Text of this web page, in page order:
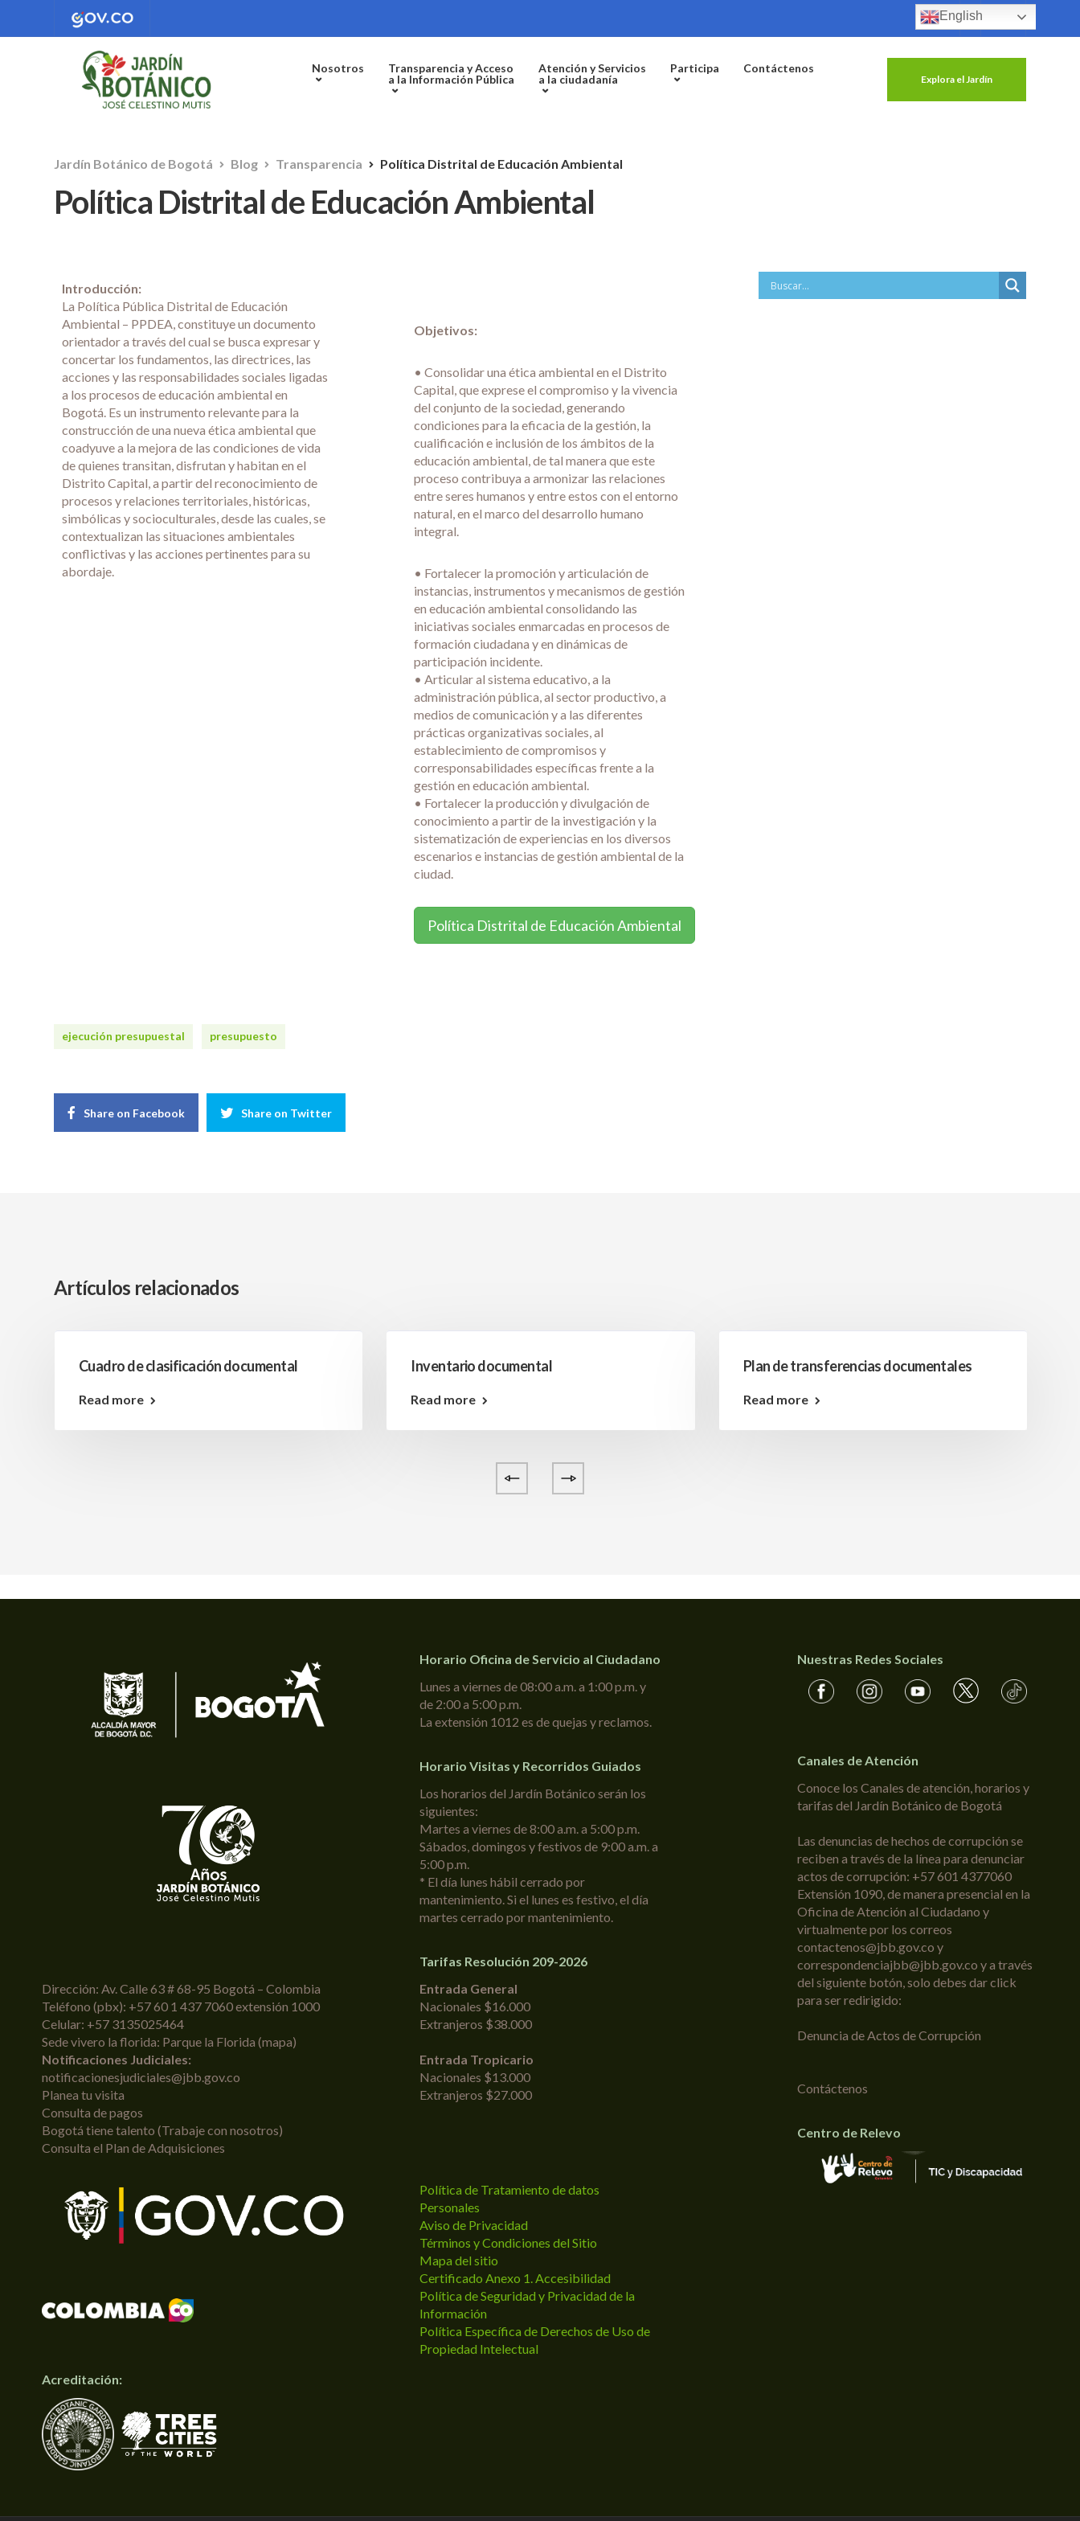
Nosotros
Transparencia y Acceso
a la Información Pública
Atención y Servicios
a la ciudadanía
Participa Contáctenos
Explora el Jardín
Jardín Botánico de Bogotá Blog Transparencia Política Distrital de Educación Ambiental
Política Distrital de Educación Ambiental
Introducción:
La Política Pública Distrital de Educación
Ambiental – PPDEA, constituye un documento
orientador a través del cual se busca expresar y
concertar los fundamentos, las directrices, las
acciones y las responsabilidades sociales ligadas
a los procesos de educación ambiental en
Bogotá. Es un instrumento relevante para la
construcción de una nueva ética ambiental que
coadyuve a la mejora de las condiciones de vida
de quienes transitan, disfrutan y habitan en el
Distrito Capital, a partir del reconocimiento de
procesos y relaciones territoriales, históricas,
simbólicas y socioculturales, desde las cuales, se
contextualizan las situaciones ambientales
conflictivas y las acciones pertinentes para su
abordaje.
Objetivos:
• Consolidar una ética ambiental en el Distrito
Capital, que exprese el compromiso y la vivencia
del conjunto de la sociedad, generando
condiciones para la eficacia de la gestión, la
cualificación e inclusión de los ámbitos de la
educación ambiental, de tal manera que este
proceso contribuya a armonizar las relaciones
entre seres humanos y entre estos con el entorno
natural, en el marco del desarrollo humano
integral.
• Fortalecer la promoción y articulación de
instancias, instrumentos y mecanismos de gestión
en educación ambiental consolidando las
iniciativas sociales enmarcadas en procesos de
formación ciudadana y en dinámicas de
participación incidente.
• Articular al sistema educativo, a la
administración pública, al sector productivo, a
medios de comunicación y a las diferentes
prácticas organizativas sociales, al
establecimiento de compromisos y
corresponsabilidades específicas frente a la
gestión en educación ambiental.
• Fortalecer la producción y divulgación de
conocimiento a partir de la investigación y la
sistematización de experiencias en los diversos
escenarios e instancias de gestión ambiental de la
ciudad.
Política Distrital de Educación Ambiental
ejecución presupuestal presupuesto
Share on Facebook Share on Twitter
Artículos relacionados
Cuadro de clasificación documental
Read more
Inventario documental
Read more
Plan de transferencias documentales
Read more
Dirección: Av. Calle 63 # 68-95 Bogotá – Colombia
Teléfono (pbx): +57 60 1 437 7060 extensión 1000
Celular: +57 3135025464
Sede vivero la florida: Parque la Florida (mapa)
Notificaciones Judiciales:
notificacionesjudiciales@jbb.gov.co
Planea tu visita
Consulta de pagos
Bogotá tiene talento (Trabaje con nosotros)
Consulta el Plan de Adquisiciones
Acreditación:
Horario Oficina de Servicio al Ciudadano
Lunes a viernes de 08:00 a.m. a 1:00 p.m. y
de 2:00 a 5:00 p.m.
La extensión 1012 es de quejas y reclamos.
Horario Visitas y Recorridos Guiados
Los horarios del Jardín Botánico serán los
siguientes:
Martes a viernes de 8:00 a.m. a 5:00 p.m.
Sábados, domingos y festivos de 9:00 a.m. a
5:00 p.m.
* El día lunes hábil cerrado por
mantenimiento. Si el lunes es festivo, el día
martes cerrado por mantenimiento.
Tarifas Resolución 209-2026
Entrada General
Nacionales $16.000
Extranjeros $38.000
Entrada Tropicario
Nacionales $13.000
Extranjeros $27.000
Política de Tratamiento de datos
Personales
Aviso de Privacidad
Términos y Condiciones del Sitio
Mapa del sitio
Certificado Anexo 1. Accesibilidad
Política de Seguridad y Privacidad de la
Información
Política Específica de Derechos de Uso de
Propiedad Intelectual
Nuestras Redes Sociales
Canales de Atención
Conoce los Canales de atención, horarios y
tarifas del Jardín Botánico de Bogotá
Las denuncias de hechos de corrupción se
reciben a través de la línea para denunciar
actos de corrupción: +57 601 4377060
Extensión 1090, de manera presencial en la
Oficina de Atención al Ciudadano y
virtualmente por los correos
contactenos@jbb.gov.co y
correspondenciajbb@jbb.gov.co y a través
del siguiente botón, solo debes dar click
para ser redirigido:
Denuncia de Actos de Corrupción
Contáctenos
Centro de Relevo
English